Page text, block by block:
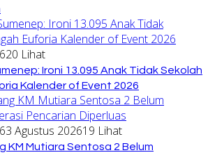
20 Lihat
Ironi 13.095 Anak Tidak Sekolah
Kalender of Event 2026
3 Agustus 202619 Lihat
KM Mutiara Sentosa 2 Belum